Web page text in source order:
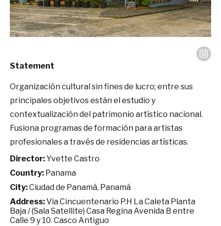
Statement
Organización cultural sin fines de lucro; entre sus
principales objetivos están el estudio y
contextualización del patrimonio artístico nacional.
Fusiona programas de formación para artistas
profesionales a través de residencias artísticas.
Director:Yvette Castro
Country: Panama
City:Ciudad de Panamá, Panamá
Address:Via Cincuentenario P.H La Caleta Planta
Baja / (Sala Satellite) Casa Regina Avenida B entre
Calle 9 y 10. Casco Antiguo